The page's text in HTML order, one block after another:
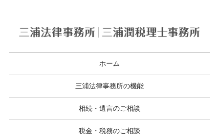
ホーム
三浦法律事務所の機能
相続・遺言のご相談
税金・税務のご相談